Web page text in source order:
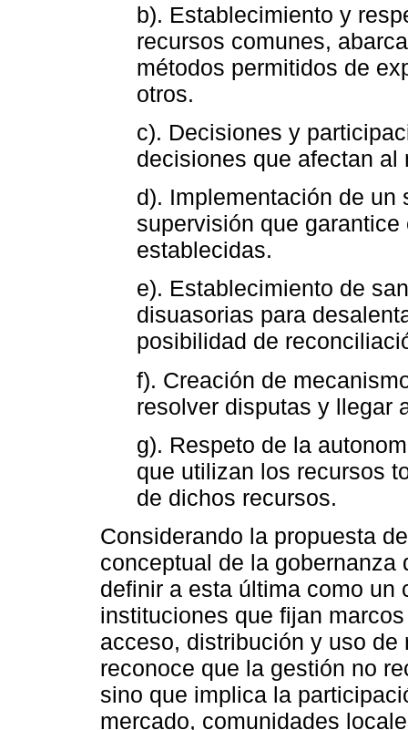
b). Establecimiento y
recursos comunes,
métodos permitidos de
otros.
c). Decisiones y
decisiones que afectan
d). Implementación de
supervisión que
establecidas.
e). Establecimiento de
disuasorias para
posibilidad de
f). Creación de
resolver disputas y llegar
g). Respeto de la
que utilizan los recursos
de dichos recursos.
Considerando la propuesta
conceptual de la
definir a esta última como un
instituciones que fijan
acceso, distribución y uso
reconoce que la gestión no
sino que implica la
mercado, comunidades